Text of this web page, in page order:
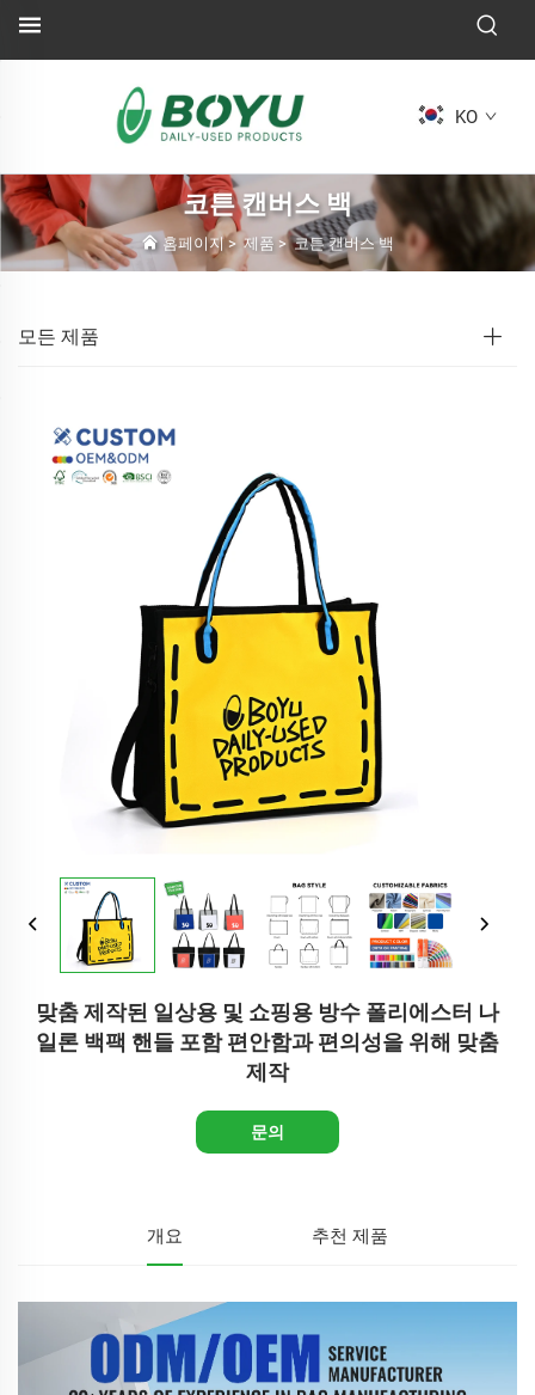
KO
코튼 캔버스 백
홈페이지> 제품 >코튼 캔버스 백
모든 제품
맞춤 제작된 일상용 및 쇼핑용 방수 폴리에스터 나
일론 백팩 핸들 포함 편안함과 편의성을 위해 맞춤
제작
문의
개요 추천 제품